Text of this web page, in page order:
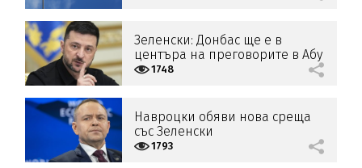
Зеленски: Донбас ще е в
центъра на преговорите в Абу
Даби
1748
Навроцки обяви нова среща
със Зеленски
1793